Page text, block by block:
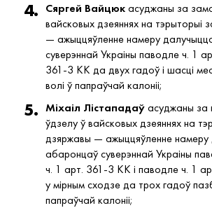
Сяргей Вайцюкасуджаны за
вайсковых дзеяннях на тэрыторыі
— ажыццяўленне намеру
суверэннай Украіны паводле ч. 1
361-3 КК да двух гадоў і шасці
волі ў папраўчай калоніі;
Міхаіл Лістападаўасуджаны за
ўдзелу ў вайсковых дзеяннях на
дзяржавы — ажыццяўленне
абаронцаў суверэннай Украіны
ч. 1 арт. 361-3 КК і паводле ч. 1
у мірным сходзе да трох гадоў
папраўчай калоніі;